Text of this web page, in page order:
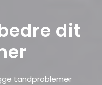
dit
tandproblemer